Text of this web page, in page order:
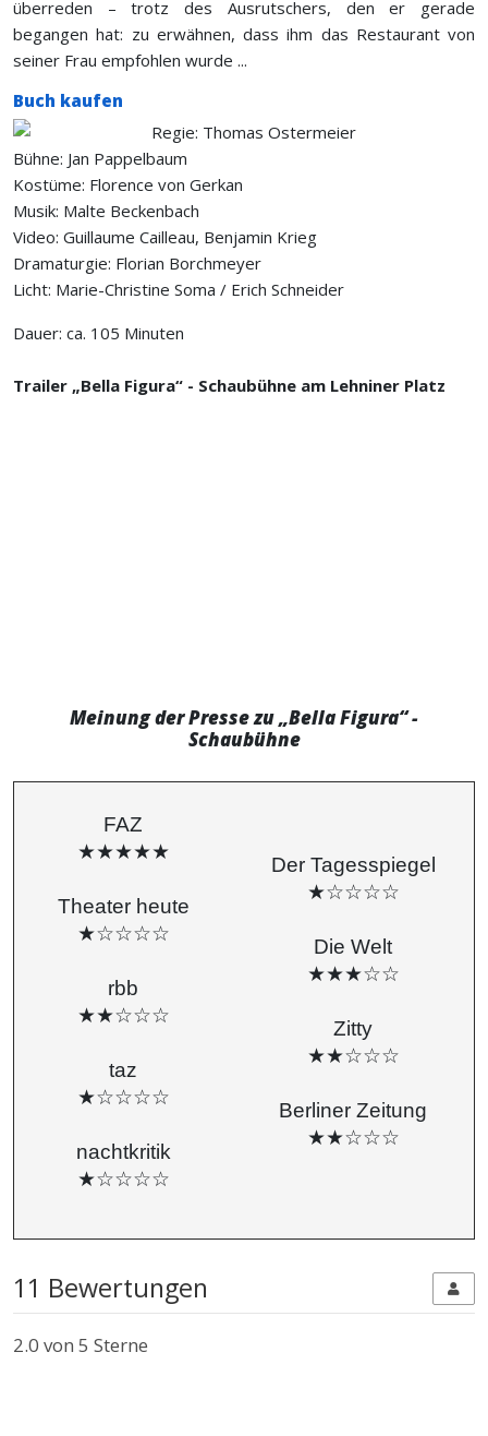
überreden – trotz des Ausrutschers, den er gerade
begangen hat: zu erwähnen, dass ihm das Restaurant von
seiner Frau empfohlen wurde ...
Buch kaufen
Regie: Thomas Ostermeier
Bühne: Jan Pappelbaum
Kostüme: Florence von Gerkan
Musik: Malte Beckenbach
Video: Guillaume Cailleau, Benjamin Krieg
Dramaturgie: Florian Borchmeyer
Licht: Marie-Christine Soma / Erich Schneider
Dauer: ca. 105 Minuten
Trailer „Bella Figura“ - Schaubühne am Lehniner Platz
Meinung der Presse zu „Bella Figura“ -
Schaubühne
FAZ
★★★★★
Theater heute
★☆☆☆☆
rbb
★★☆☆☆
taz
★☆☆☆☆
nachtkritik
★☆☆☆☆
Der Tagesspiegel
★☆☆☆☆
Die Welt
★★★☆☆
Zitty
★★☆☆☆
Berliner Zeitung
★★☆☆☆
11 Bewertungen
2.0 von 5 Sterne